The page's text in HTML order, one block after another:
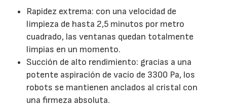
Rapidez extrema: con una velocidad de
limpieza de hasta 2,5 minutos por metro
cuadrado, las ventanas quedan totalmente
limpias en un momento.
Succión de alto rendimiento: gracias a una
potente aspiración de vacío de 3300 Pa, los
robots se mantienen anclados al cristal con
una firmeza absoluta.